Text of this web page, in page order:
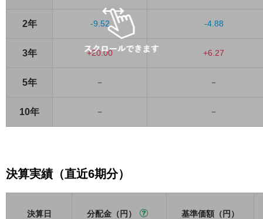
2年 -9.52 -4.88
3年 +20.00 +6.27
5年 － －
10年 － －
決算実績（直近6期分）
決算日 分配金（円） 基準価額（円）